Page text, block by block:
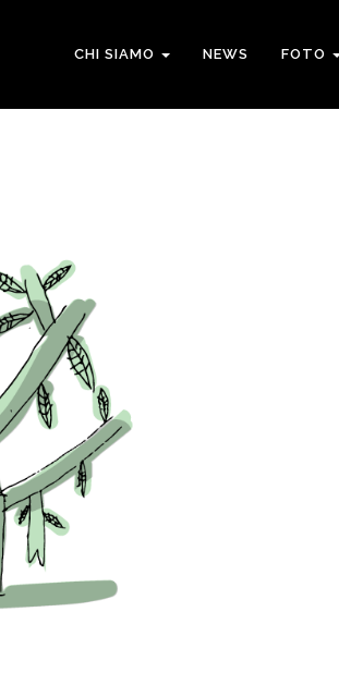
CHI SIAMO NEWS FOTO